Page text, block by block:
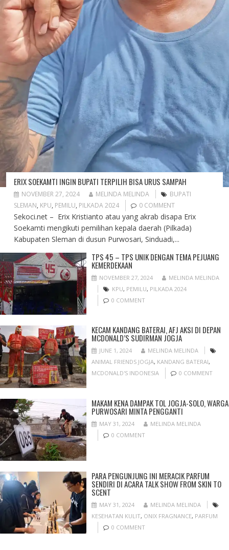
ERIX SOEKAMTI INGIN BUPATI TERPILIH BISA URUS SAMPAH
NOVEMBER 27, 2024 MELINDA MELINDA
BUPATI
SLEMAN, KPU, PEMILU, PILKADA 2024 0 COMMENT
Sekoci.net – Erix Kristianto atau yang akrab disapa Erix
Soekamti mengikuti pemilihan kepala daerah (Pilkada)
Kabupaten Sleman di dusun Purwosari, Sinduadi,...
TPS 45 – TPS UNIK DENGAN TEMA PEJUANG
KEMERDEKAAN
NOVEMBER 27, 2024
MELINDA MELINDA
KPU, PEMILU, PILKADA 2024
0 COMMENT
KECAM KANDANG BATERAI, AFJ AKSI DI DEPAN
MCDONALD’S SUDIRMAN JOGJA
JUNE 1, 2024
MELINDA MELINDA
ANIMAL FRIENDS JOGJA, KANDANG BATERAI,
MCDONALD'S INDONESIA
0 COMMENT
MAKAM KENA DAMPAK TOL JOGJA-SOLO, WARGA
PURWOSARI MINTA PENGGANTI
MAY 31, 2024
MELINDA MELINDA
0 COMMENT
PARA PENGUNJUNG INI MERACIK PARFUM
SENDIRI DI ACARA TALK SHOW FROM SKIN TO
SCENT
MAY 31, 2024
MELINDA MELINDA
KESEHATAN KULIT, ONIX FRAGNANCE, PARFUM
0 COMMENT